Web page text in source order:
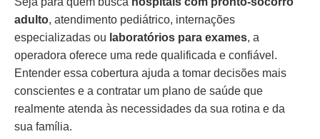
adulto, atendimento pediátrico, internações
especializadas ou laboratórios para exames, a
operadora oferece uma rede qualificada e confiável.
Entender essa cobertura ajuda a tomar decisões mais
conscientes e a contratar um plano de saúde que
realmente atenda às necessidades da sua rotina e da
sua família.